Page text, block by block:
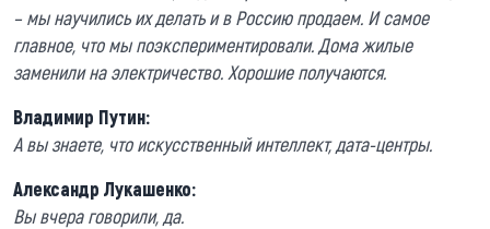
– мы научились их делать и в Россию продаем. И самое
главное, что мы поэкспериментировали. Дома жилые
заменили на электричество. Хорошие получаются.
Владимир Путин:
А вы знаете, что искусственный интеллект, дата-центры.
Александр Лукашенко:
Вы вчера говорили, да.